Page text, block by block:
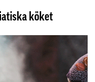
köket